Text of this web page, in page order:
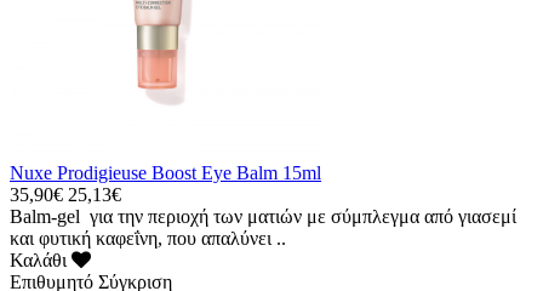
Nuxe Prodigieuse Boost Eye Balm 15ml
35,90€ 25,13€
Balm-gel για την περιοχή των ματιών με σύμπλεγμα από γιασεμί
και φυτική καφεΐνη, που απαλύνει ..
Καλάθι
Επιθυμητό Σύγκριση